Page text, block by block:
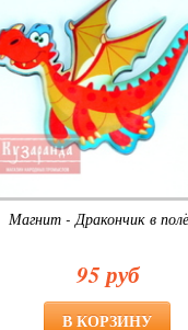
Магнит - Дракончик в
95 руб